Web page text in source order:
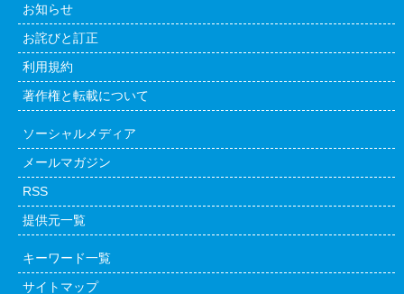
お知らせ
お詫びと訂正
利用規約
著作権と転載について
ソーシャルメディア
メールマガジン
RSS
提供元一覧
キーワード一覧
サイトマップ